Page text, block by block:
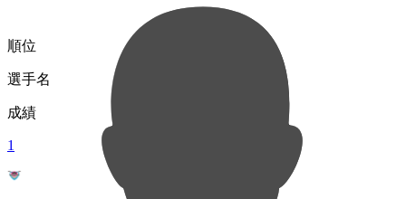
順位
選手名
成績
1